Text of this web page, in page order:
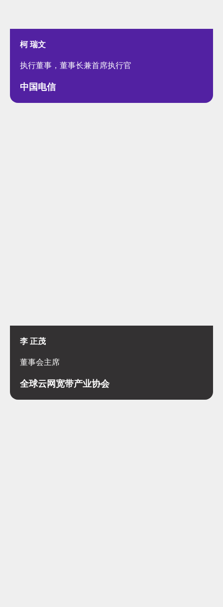
柯 瑞文
执行董事，董事长兼首席执行官
中国电信
李 正茂
董事会主席
全球云网宽带产业协会